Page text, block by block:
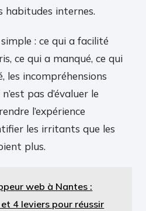
habitudes internes.
: ce qui a facilité
ce qui a manqué, ce qui
les incompréhensions
pas d’évaluer le
l’expérience
les irritants que les
plus.
web à Nantes :
4 leviers pour réussir